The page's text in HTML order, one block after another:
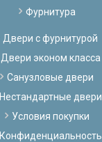
Фурнитура
Двери с фурнитурой
Двери эконом класса
Санузловые двери
Нестандартные двери
Условия покупки
Конфиденциальность